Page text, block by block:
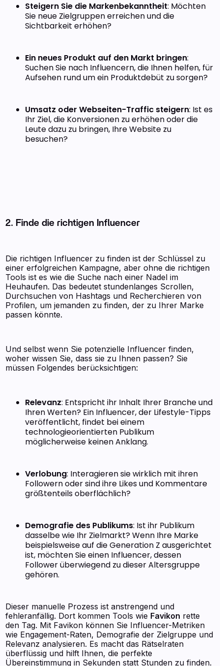
Steigern Sie die Markenbekanntheit: Möchten
Sie neue Zielgruppen erreichen und die
Sichtbarkeit erhöhen?
Ein neues Produkt auf den Markt bringen:
Suchen Sie nach Influencern, die Ihnen helfen, für
Aufsehen rund um ein Produktdebüt zu sorgen?
Umsatz oder Webseiten-Traffic steigern: Ist es
Ihr Ziel, die Konversionen zu erhöhen oder die
Leute dazu zu bringen, Ihre Website zu
besuchen?
2. Finde die richtigen Influencer
Die richtigen Influencer zu finden ist der Schlüssel zu
einer erfolgreichen Kampagne, aber ohne die richtigen
Tools ist es wie die Suche nach einer Nadel im
Heuhaufen. Das bedeutet stundenlanges Scrollen,
Durchsuchen von Hashtags und Recherchieren von
Profilen, um jemanden zu finden, der zu Ihrer Marke
passen könnte.
Und selbst wenn Sie potenzielle Influencer finden,
woher wissen Sie, dass sie zu Ihnen passen? Sie
müssen Folgendes berücksichtigen:
Relevanz: Entspricht ihr Inhalt Ihrer Branche und
Ihren Werten? Ein Influencer, der Lifestyle-Tipps
veröffentlicht, findet bei einem
technologieorientierten Publikum
möglicherweise keinen Anklang.
Verlobung: Interagieren sie wirklich mit ihren
Followern oder sind ihre Likes und Kommentare
größtenteils oberflächlich?
Demografie des Publikums: Ist ihr Publikum
dasselbe wie Ihr Zielmarkt? Wenn Ihre Marke
beispielsweise auf die Generation Z ausgerichtet
ist, möchten Sie einen Influencer, dessen
Follower überwiegend zu dieser Altersgruppe
gehören.
Dieser manuelle Prozess ist anstrengend und
fehleranfällig. Dort kommen Tools wie Favikon rette
den Tag. Mit Favikon können Sie Influencer-Metriken
wie Engagement-Raten, Demografie der Zielgruppe und
Relevanz analysieren. Es macht das Rätselraten
überflüssig und hilft Ihnen, die perfekte
Übereinstimmung in Sekunden statt Stunden zu finden.